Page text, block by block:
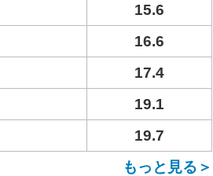
15.6
16.6
17.4
19.1
19.7
もっと見る＞